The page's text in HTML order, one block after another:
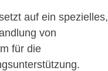
auf ein spezielles,
von
für die